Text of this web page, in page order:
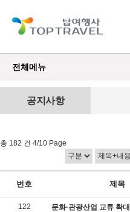
전체메뉴
공지사항
총 182 건 4/10 Page
번호 제목
122 문화·관광산업 교류 확대